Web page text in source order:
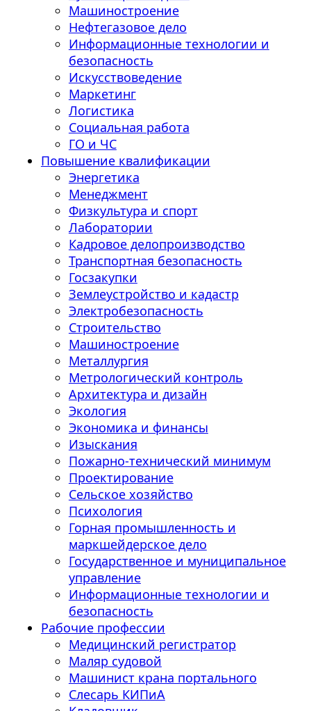
Машиностроение
Нефтегазовое дело
Информационные технологии и
безопасность
Искусствоведение
Маркетинг
Логистика
Социальная работа
ГО и ЧС
Повышение квалификации
Энергетика
Менеджмент
Физкультура и спорт
Лаборатории
Кадровое делопроизводство
Транспортная безопасность
Госзакупки
Землеустройство и кадастр
Электробезопасность
Строительство
Машиностроение
Металлургия
Метрологический контроль
Архитектура и дизайн
Экология
Экономика и финансы
Изыскания
Пожарно-технический минимум
Проектирование
Сельское хозяйство
Психология
Горная промышленность и
маркшейдерское дело
Государственное и муниципальное
управление
Информационные технологии и
безопасность
Рабочие профессии
Медицинский регистратор
Маляр судовой
Машинист крана портального
Слесарь КИПиА